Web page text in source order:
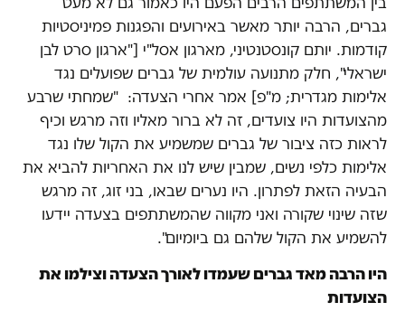
גברים, הרבה יותר מאשר באירועים והפגנות פמיניסטיות
קודמות. יותם קונסטנטיני, מארגון אסל"י ["ארגון סרט לבן
ישראלי", חלק מתנועה עולמית של גברים שפועלים נגד
אלימות מגדרית; מ"פ] אמר אחרי הצעדה: "שמחתי שרבע
מהצועדות היו צועדים, זה לא ברור מאליו וזה מרגש וכיף
לראות כזה ציבור של גברים שמשמיע את הקול שלו נגד
אלימות כלפי נשים, שמבין שיש לנו את האחריות להביא את
הבעיה הזאת לפתרון. היו נערים שבאו, בני זוג, זה מרגש
שזה שינוי שקורה ואני מקווה שהמשתתפים בצעדה יידעו
להשמיע את הקול שלהם גם ביומיום".
היו הרבה מאד גברים שעמדו לאורך הצעדה וצילמו את
הצועדות